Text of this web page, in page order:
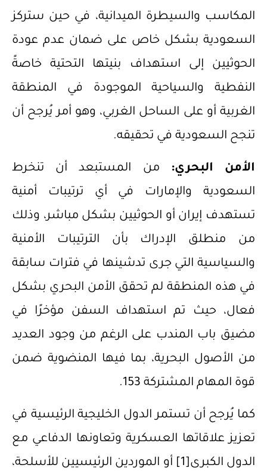
المكاسب والسيطرة الميدانية، في حين ستركز
السعودية بشكل خاص على ضمان عدم عودة
الحوثيين إلى استهداف بنيتها التحتية خاصةً
النفطية والسياحية الموجودة في المنطقة
الغربية أو على الساحل الغربي، وهو أمر يُرجح أن
تنجح السعودية في تحقيقه.
الأمن البحري: من المستبعد أن تنخرط
السعودية والإمارات في أي ترتيبات أمنية
تستهدف إيران أو الحوثيين بشكل مباشر، وذلك
من منطلق الإدراك بأن الترتيبات الأمنية
والسياسية التي جرى تدشينها في فترات سابقة
في هذه المنطقة لم تحقق الأمن البحري بشكل
فعال، حيث تم استهداف السفن مؤخرًا في
مضيق باب المندب على الرغم من وجود العديد
من الأصول البحرية، بما فيها المنضوية ضمن
قوة المهام المشتركة 153.
كما يُرجح أن تستمر الدول الخليجية الرئيسية في
تعزيز علاقاتها العسكرية وتعاونها الدفاعي مع
الدول الكبرى[1]
أو الموردين الرئيسيين للأسلحة،